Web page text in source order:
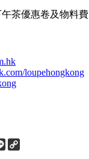
茶優惠卷及物料費
loupehongkong
Line